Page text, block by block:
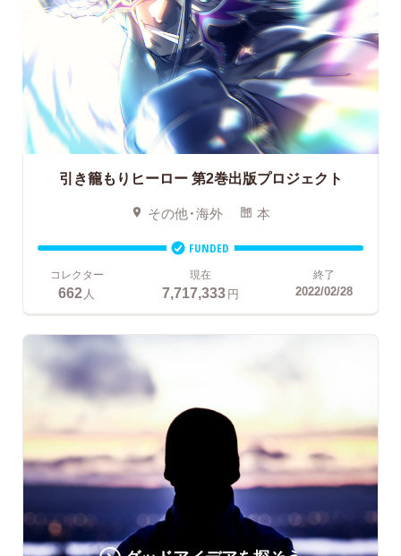
引き籠もりヒーロー第2巻出版プロジェクト
その他・海外 本
FUNDED
コレクター
662人
現在
7,717,333円
終了
2022/02/28